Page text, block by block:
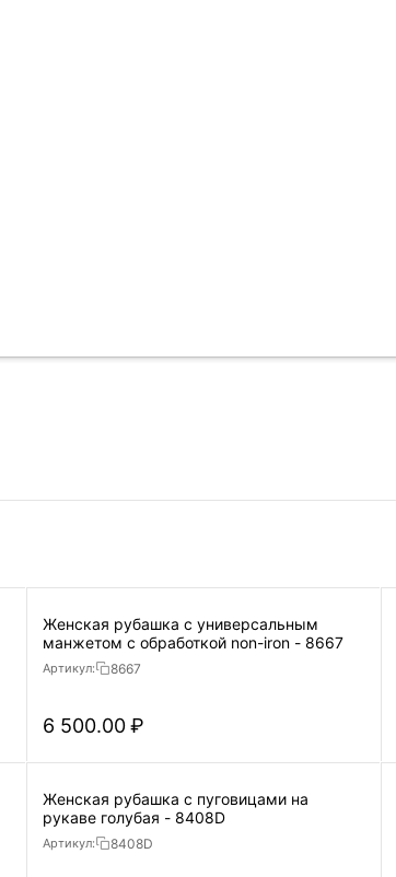
Женская рубашка с универсальным
манжетом с обработкой non-iron - 8667
Артикул: 8667
6 500.00 ₽
Женская рубашка с пуговицами на
рукаве голубая - 8408D
Артикул: 8408D